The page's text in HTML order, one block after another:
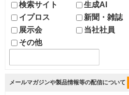
検索サイト 生成AI
イプロス
新聞・雑誌
展示会
当社社員
その他
メールマガジンや製品情報等の配信について